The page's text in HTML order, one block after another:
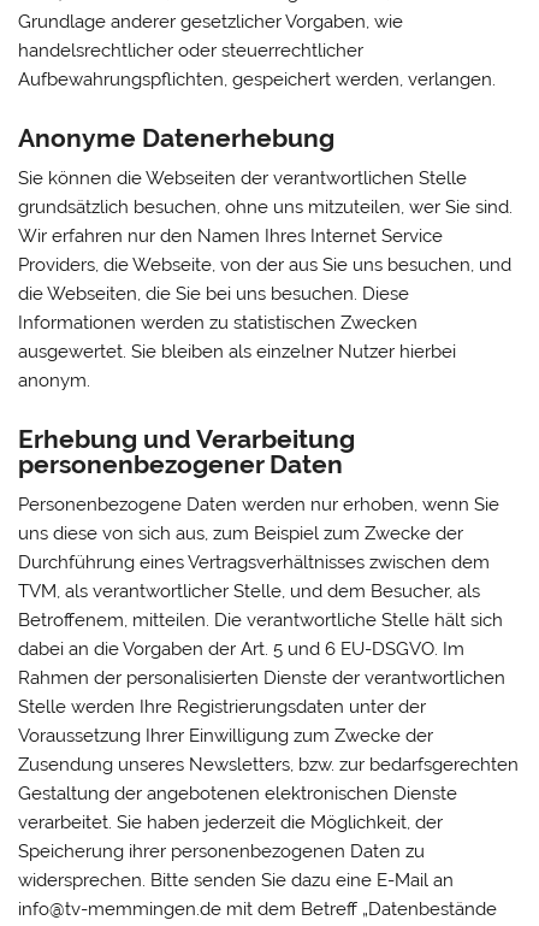
Grundlage anderer gesetzlicher Vorgaben, wie
handelsrechtlicher oder steuerrechtlicher
Aufbewahrungspflichten, gespeichert werden, verlangen.
Anonyme Datenerhebung
Sie können die Webseiten der verantwortlichen Stelle
grundsätzlich besuchen, ohne uns mitzuteilen, wer Sie sind.
Wir erfahren nur den Namen Ihres Internet Service
Providers, die Webseite, von der aus Sie uns besuchen, und
die Webseiten, die Sie bei uns besuchen. Diese
Informationen werden zu statistischen Zwecken
ausgewertet. Sie bleiben als einzelner Nutzer hierbei
anonym.
Erhebung und Verarbeitung
personenbezogener Daten
Personenbezogene Daten werden nur erhoben, wenn Sie
uns diese von sich aus, zum Beispiel zum Zwecke der
Durchführung eines Vertragsverhältnisses zwischen dem
TVM, als verantwortlicher Stelle, und dem Besucher, als
Betroffenem, mitteilen. Die verantwortliche Stelle hält sich
dabei an die Vorgaben der Art. 5 und 6 EU-DSGVO. Im
Rahmen der personalisierten Dienste der verantwortlichen
Stelle werden Ihre Registrierungsdaten unter der
Voraussetzung Ihrer Einwilligung zum Zwecke der
Zusendung unseres Newsletters, bzw. zur bedarfsgerechten
Gestaltung der angebotenen elektronischen Dienste
verarbeitet. Sie haben jederzeit die Möglichkeit, der
Speicherung ihrer personenbezogenen Daten zu
widersprechen. Bitte senden Sie dazu eine E-Mail an
info@tv-memmingen.de mit dem Betreff „Datenbestände